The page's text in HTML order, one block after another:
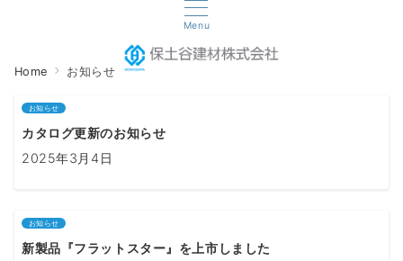
Menu
Home お知らせ
お知らせ
カタログ更新のお知らせ
2025年3月4日
お知らせ
新製品『フラットスター』を上市しました